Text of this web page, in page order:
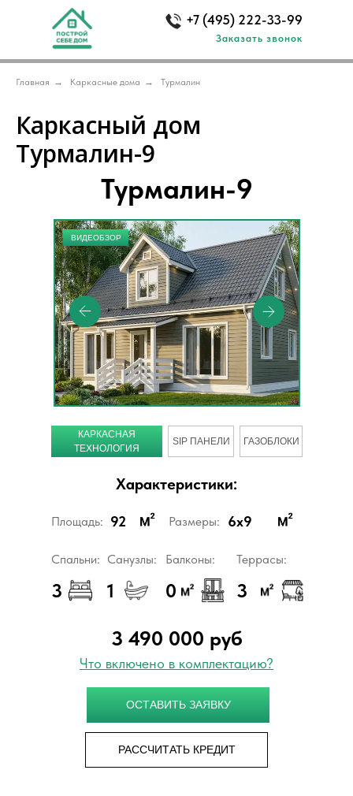
Заказать звонок
+7 (495) 222-33-99
Главная → Каркасные дома → Турмалин
Каркасный дом
Турмалин-9
Турмалин-9
SIP ПАНЕЛИ ГАЗОБЛОКИ
КАРКАСНАЯ
ТЕХНОЛОГИЯ
3 490 000 руб
Характеристики:
ОСТАВИТЬ ЗАЯВКУ
Площадь: 92 Размеры:
РАССЧИТАТЬ КРЕДИТ
6x9
Cанузлы:
1
Террасы:
3
3
Балконы:
Спальни:
0
ВИДЕОБЗОР
Что включено в комплектацию?